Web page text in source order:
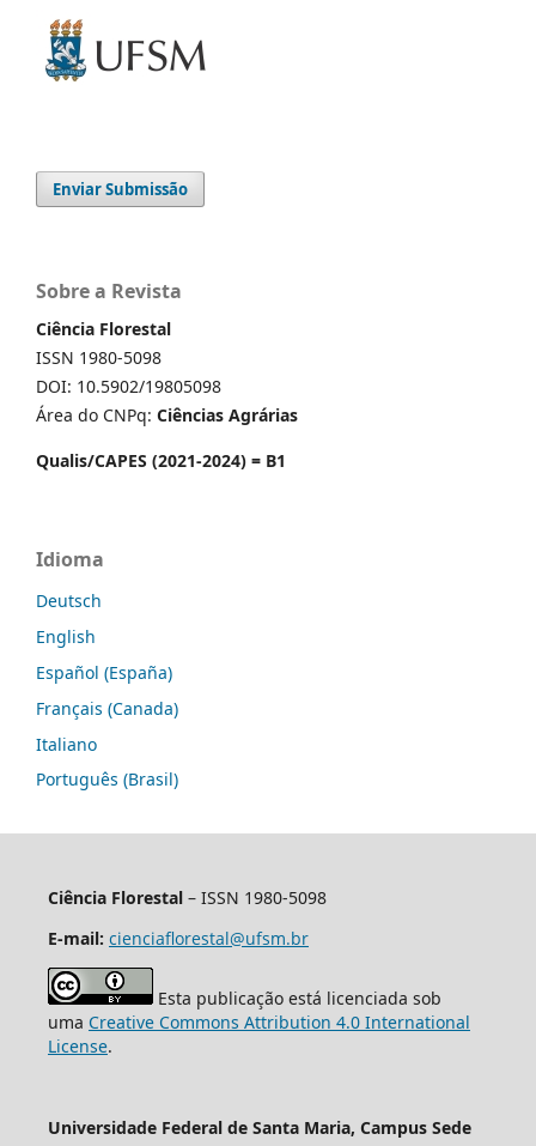
Enviar Submissão
Sobre a Revista
Ciência Florestal
ISSN 1980-5098
DOI: 10.5902/19805098
Área do CNPq: Ciências Agrárias
Qualis/CAPES (2021-2024) = B1
Idioma
Deutsch
English
Español (España)
Français (Canada)
Italiano
Português (Brasil)
Ciência Florestal– ISSN 1980-5098
E-mail: cienciaflorestal@ufsm.br
Esta publicação está licenciada sob
uma Creative Commons Attribution 4.0 International
License.
Universidade Federal de Santa Maria, Campus Sede